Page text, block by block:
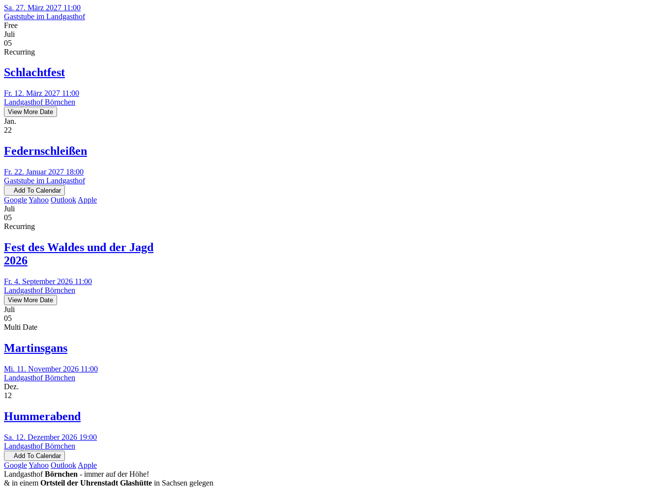
Sa. 27. März 2027 11:00
Gaststube im Landgasthof
Free
Juli
05
Recurring
Schlachtfest
Fr. 12. März 2027 11:00
Landgasthof Börnchen
View More Date
Jan.
22
Federnschleißen
Fr. 22. Januar 2027 18:00
Gaststube im Landgasthof
Add To Calendar
GoogleYahoo Outlook Apple
Juli
05
Recurring
Fest des Waldes und der Jagd
2026
Fr. 4. September 2026 11:00
Landgasthof Börnchen
View More Date
Juli
05
Multi Date
Martinsgans
Mi. 11. November 2026 11:00
Landgasthof Börnchen
Dez.
12
Hummerabend
Sa. 12. Dezember 2026 19:00
Landgasthof Börnchen
Add To Calendar
GoogleYahoo Outlook Apple
LandgasthofBörnchen - immer auf der Höhe!
& in einem Ortsteil der Uhrenstadt Glashütte in Sachsen gelegen